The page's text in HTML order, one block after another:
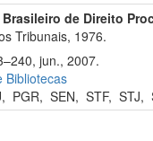
de Direito
Tribunais, 1976.
jun., 2007.
Bibliotecas
, PGR, SEN, STF, STJ,